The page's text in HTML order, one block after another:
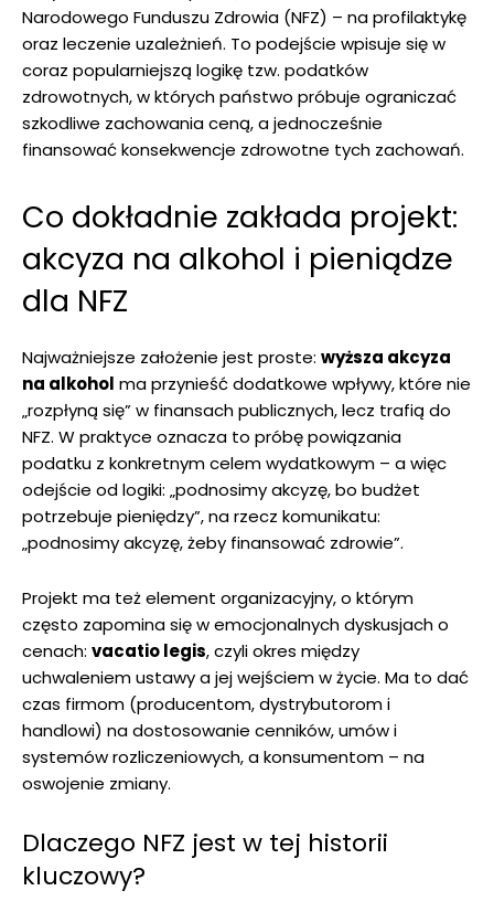
Narodowego Funduszu Zdrowia (NFZ) – na profilaktykę
oraz leczenie uzależnień. To podejście wpisuje się w
coraz popularniejszą logikę tzw. podatków
zdrowotnych, w których państwo próbuje ograniczać
szkodliwe zachowania ceną, a jednocześnie
finansować konsekwencje zdrowotne tych zachowań.
Co dokładnie zakłada projekt:
akcyza na alkohol i pieniądze
dla NFZ
Najważniejsze założenie jest proste: wyższa akcyza
na alkohol ma przynieść dodatkowe wpływy, które nie
„rozpłyną się” w finansach publicznych, lecz trafią do
NFZ. W praktyce oznacza to próbę powiązania
podatku z konkretnym celem wydatkowym – a więc
odejście od logiki: „podnosimy akcyzę, bo budżet
potrzebuje pieniędzy”, na rzecz komunikatu:
„podnosimy akcyzę, żeby finansować zdrowie”.
Projekt ma też element organizacyjny, o którym
często zapomina się w emocjonalnych dyskusjach o
cenach: vacatio legis, czyli okres między
uchwaleniem ustawy a jej wejściem w życie. Ma to dać
czas firmom (producentom, dystrybutorom i
handlowi) na dostosowanie cenników, umów i
systemów rozliczeniowych, a konsumentom – na
oswojenie zmiany.
Dlaczego NFZ jest w tej historii
kluczowy?